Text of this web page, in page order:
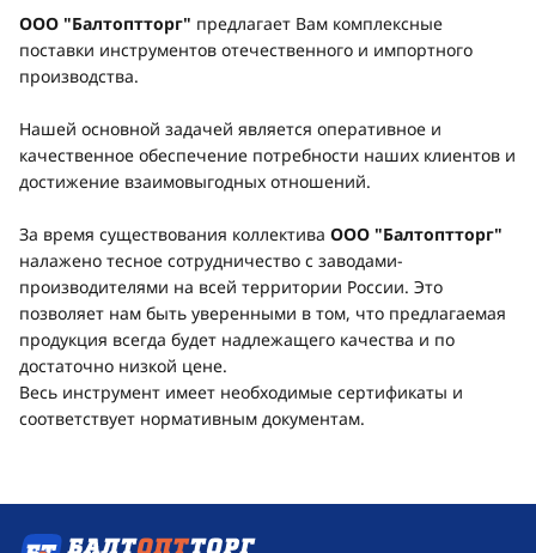
ООО "Балтоптторг" предлагает Вам комплексные
поставки инструментов отечественного и импортного
производства.
Нашей основной задачей является оперативное и
качественное обеспечение потребности наших клиентов и
достижение взаимовыгодных отношений.
За время существования коллектива ООО "Балтоптторг"
налажено тесное сотрудничество с заводами-
производителями на всей территории России. Это
позволяет нам быть уверенными в том, что предлагаемая
продукция всегда будет надлежащего качества и по
достаточно низкой цене.
Весь инструмент имеет необходимые сертификаты и
соответствует нормативным документам.